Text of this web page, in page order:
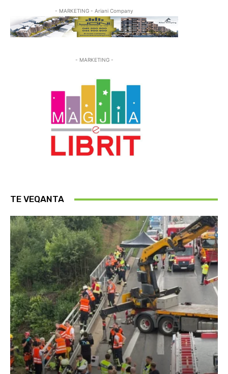
- MARKETING - Ariani Company
- MARKETING -
TE VEQANTA